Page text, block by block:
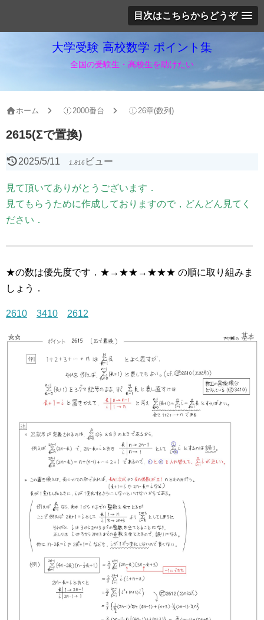
目次はこちらからどうぞ
大学受験 高校数学 ポイント集
全国の受験生・高校生を助けたい
ホーム 2000番台 26章(数列)
2615(Σで置換)
2025/5/11 1,816ビュー
見て頂いてありがとうございます．
見てもらうために作成しておりますので，どんどん見てく
ださい．
★の数は優先度です．★→★★→★★★ の順に取り組みま
しょう．
2610 3410 2612